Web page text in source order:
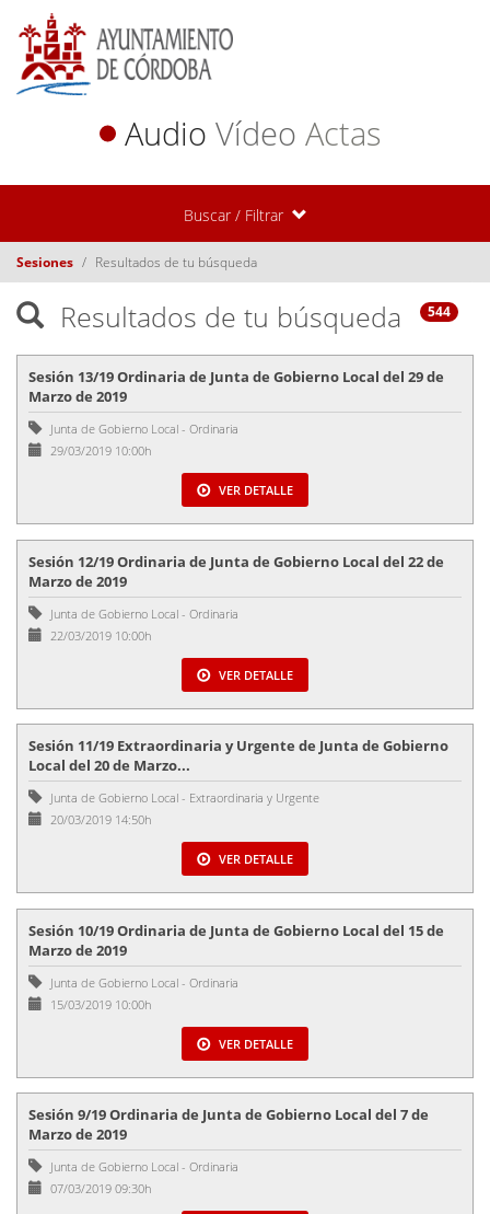
Audio Vídeo Actas
Buscar / Filtrar
Sesiones Resultados de tu búsqueda
Resultados de tu búsqueda 544
Sesión 13/19 Ordinaria de Junta de Gobierno Local del 29 de
Marzo de 2019
Junta de Gobierno Local - Ordinaria
29/03/2019 10:00h
VER DETALLE
Sesión 12/19 Ordinaria de Junta de Gobierno Local del 22 de
Marzo de 2019
Junta de Gobierno Local - Ordinaria
22/03/2019 10:00h
VER DETALLE
Sesión 11/19 Extraordinaria y Urgente de Junta de Gobierno
Local del 20 de Marzo...
Junta de Gobierno Local - Extraordinaria y Urgente
20/03/2019 14:50h
VER DETALLE
Sesión 10/19 Ordinaria de Junta de Gobierno Local del 15 de
Marzo de 2019
Junta de Gobierno Local - Ordinaria
15/03/2019 10:00h
VER DETALLE
Sesión 9/19 Ordinaria de Junta de Gobierno Local del 7 de
Marzo de 2019
Junta de Gobierno Local - Ordinaria
07/03/2019 09:30h